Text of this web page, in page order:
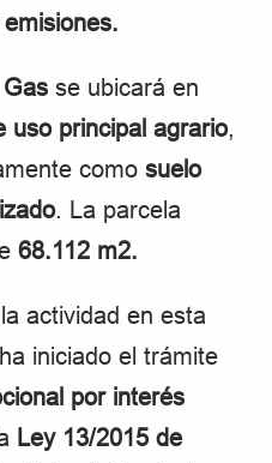
Gasse ubicará en
uso principal agrario,
comosuelo
. La parcela
68.112 m2.
actividad en esta
iniciado el trámite
por interés
Ley 13/2015 de